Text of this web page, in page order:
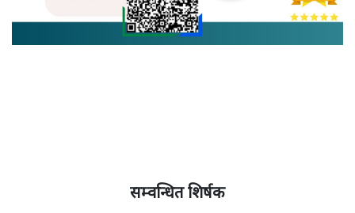
सम्वन्धित शिर्षक